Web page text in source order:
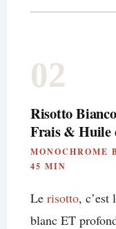
02
Risotto
Frais & Huile
MONOCHROME
45 MIN
Le risotto, c’est
blanc ET